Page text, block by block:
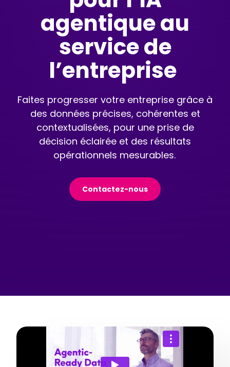
agentique au
service de
l’entreprise
Faites progresser votre entreprise grâce à
des données précises, cohérentes et
contextualisées, pour une prise de
décision éclairée et des résultats
opérationnels mesurables.
Contactez-nous